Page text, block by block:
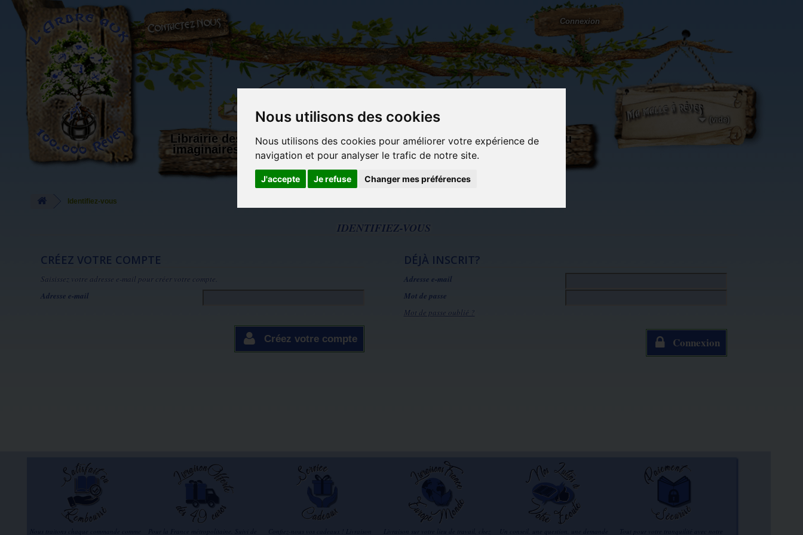
Nous utilisons des cookies
Nous utilisons des cookies pour améliorer votre expérience de
navigation et pour analyser le trafic de notre site.
J'accepte Je refuse Changer mes préférences
L'Arbre aux 100.000 Rêves
Connexion
(vide)
Librairie des
imaginaires
Carterie
papeterie
originale
Activités
manuelles,
détente et
Objets déco et
cadeaux
originaux
Du côté du
blog...
Identifiez-vous
IDENTIFIEZ-VOUS
CRÉEZ VOTRE COMPTE
Saisissez votre adresse e-mail pour créer votre compte.
Adresse e-mail
Créez votre compte
DÉJÀ INSCRIT?
Adresse e-mail
Mot de passe
Mot de passe oublié ?
Connexion